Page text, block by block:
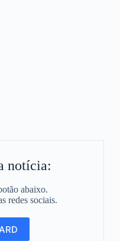
notícia:
abaixo.
redes sociais.